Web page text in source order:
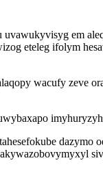
em
eteleg ifolym
wacufy zeve
dazymo